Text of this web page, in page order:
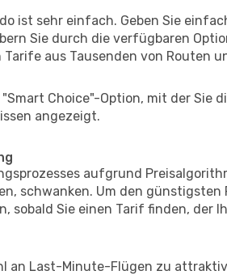
ist sehr einfach. Geben Sie
Sie durch die verfügbaren
aus Tausenden von Routen
Choice"-Option, mit der
angezeigt.
aufgrund
schwanken. Um den
sobald Sie einen Tarif finden, der
an Last-Minute-Flügen zu